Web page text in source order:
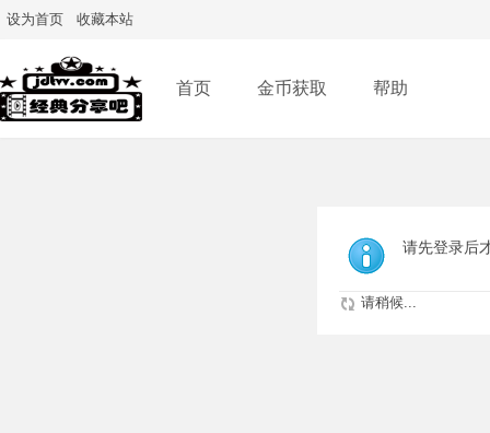
设为首页 收藏本站
首页 金币获取 帮助
请先登录后
请稍候...